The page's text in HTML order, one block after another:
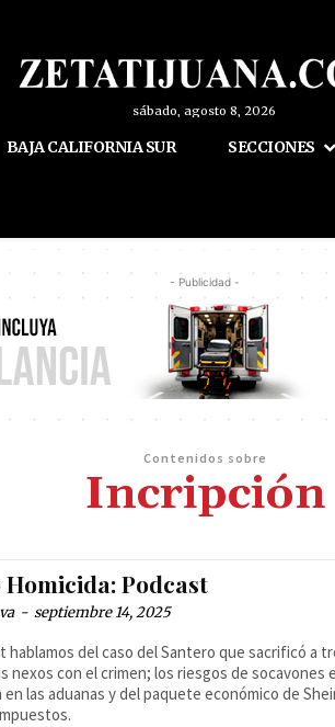
sábado, agosto 8, 2026
BAJA CALIFORNIA SUR SECCIONES
- Publicidad -
Contenidos sobre
Incripción
Podcast
- septiembre 14, 2025
hablamos del caso del Santero que sacrificó a
nexos con el crimen; los riesgos de socavones
las aduanas y del paquete económico de